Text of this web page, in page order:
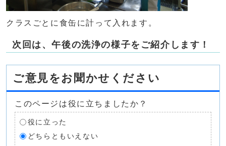
クラスごとに食缶に計って入れます。
次回は、午後の洗浄の様子をご紹介します！
ご意見をお聞かせください
このページは役に立ちましたか？
役に立った
どちらともいえない